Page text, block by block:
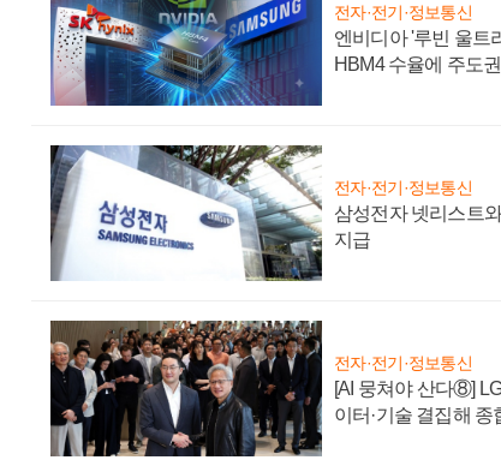
전자·전기·정보통신
엔비디아 '루빈 울트
HBM4 수율에 주도
전자·전기·정보통신
삼성전자 넷리스트
지급
전자·전기·정보통신
[AI 뭉쳐야 산다⑧]
이터·기술 결집해